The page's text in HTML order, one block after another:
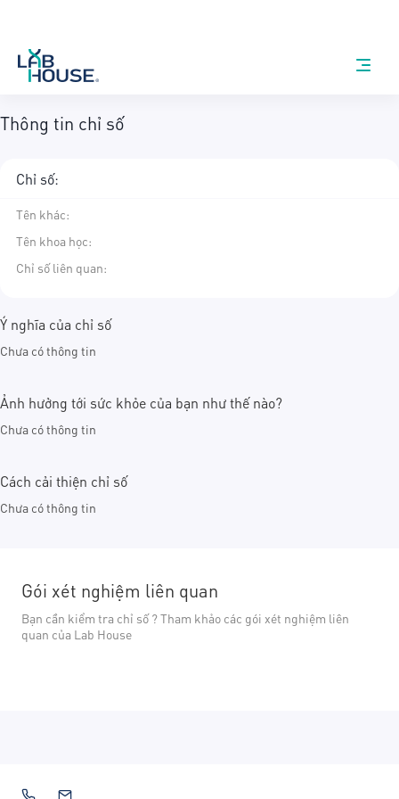
Thông tin chỉ số
Chỉ số:
Tên khác:
Tên khoa học:
Chỉ số liên quan:
Ý nghĩa của chỉ số
Chưa có thông tin
Ảnh hưởng tới sức khỏe của bạn như thế nào?
Chưa có thông tin
Cách cải thiện chỉ số
Chưa có thông tin
Gói xét nghiệm liên quan
Bạn cần kiểm tra chỉ số ? Tham khảo các gói xét nghiệm liên
quan của Lab House